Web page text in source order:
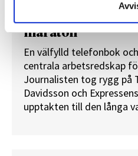
”Valåret känns
maraton”
En välfylld telefonbok
centrala arbetsredskap
Journalisten tog rygg på
Davidsson och
upptakten till den långa